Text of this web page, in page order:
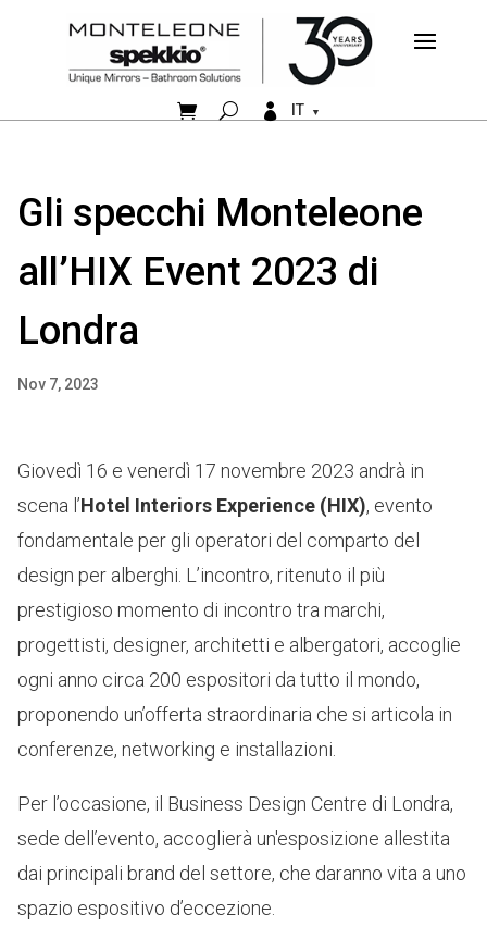
  IT
Gli specchi Monteleone
all’HIX Event 2023 di
Londra
Nov 7, 2023
Giovedì 16 e venerdì 17 novembre 2023 andrà in
scena l’Hotel Interiors Experience (HIX), evento
fondamentale per gli operatori del comparto del
design per alberghi. L’incontro, ritenuto il più
prestigioso momento di incontro tra marchi,
progettisti, designer, architetti e albergatori, accoglie
ogni anno circa 200 espositori da tutto il mondo,
proponendo un’offerta straordinaria che si articola in
conferenze, networking e installazioni.
Per l’occasione, il Business Design Centre di Londra,
sede dell’evento, accoglierà un'esposizione allestita
dai principali brand del settore, che daranno vita a uno
spazio espositivo d’eccezione.